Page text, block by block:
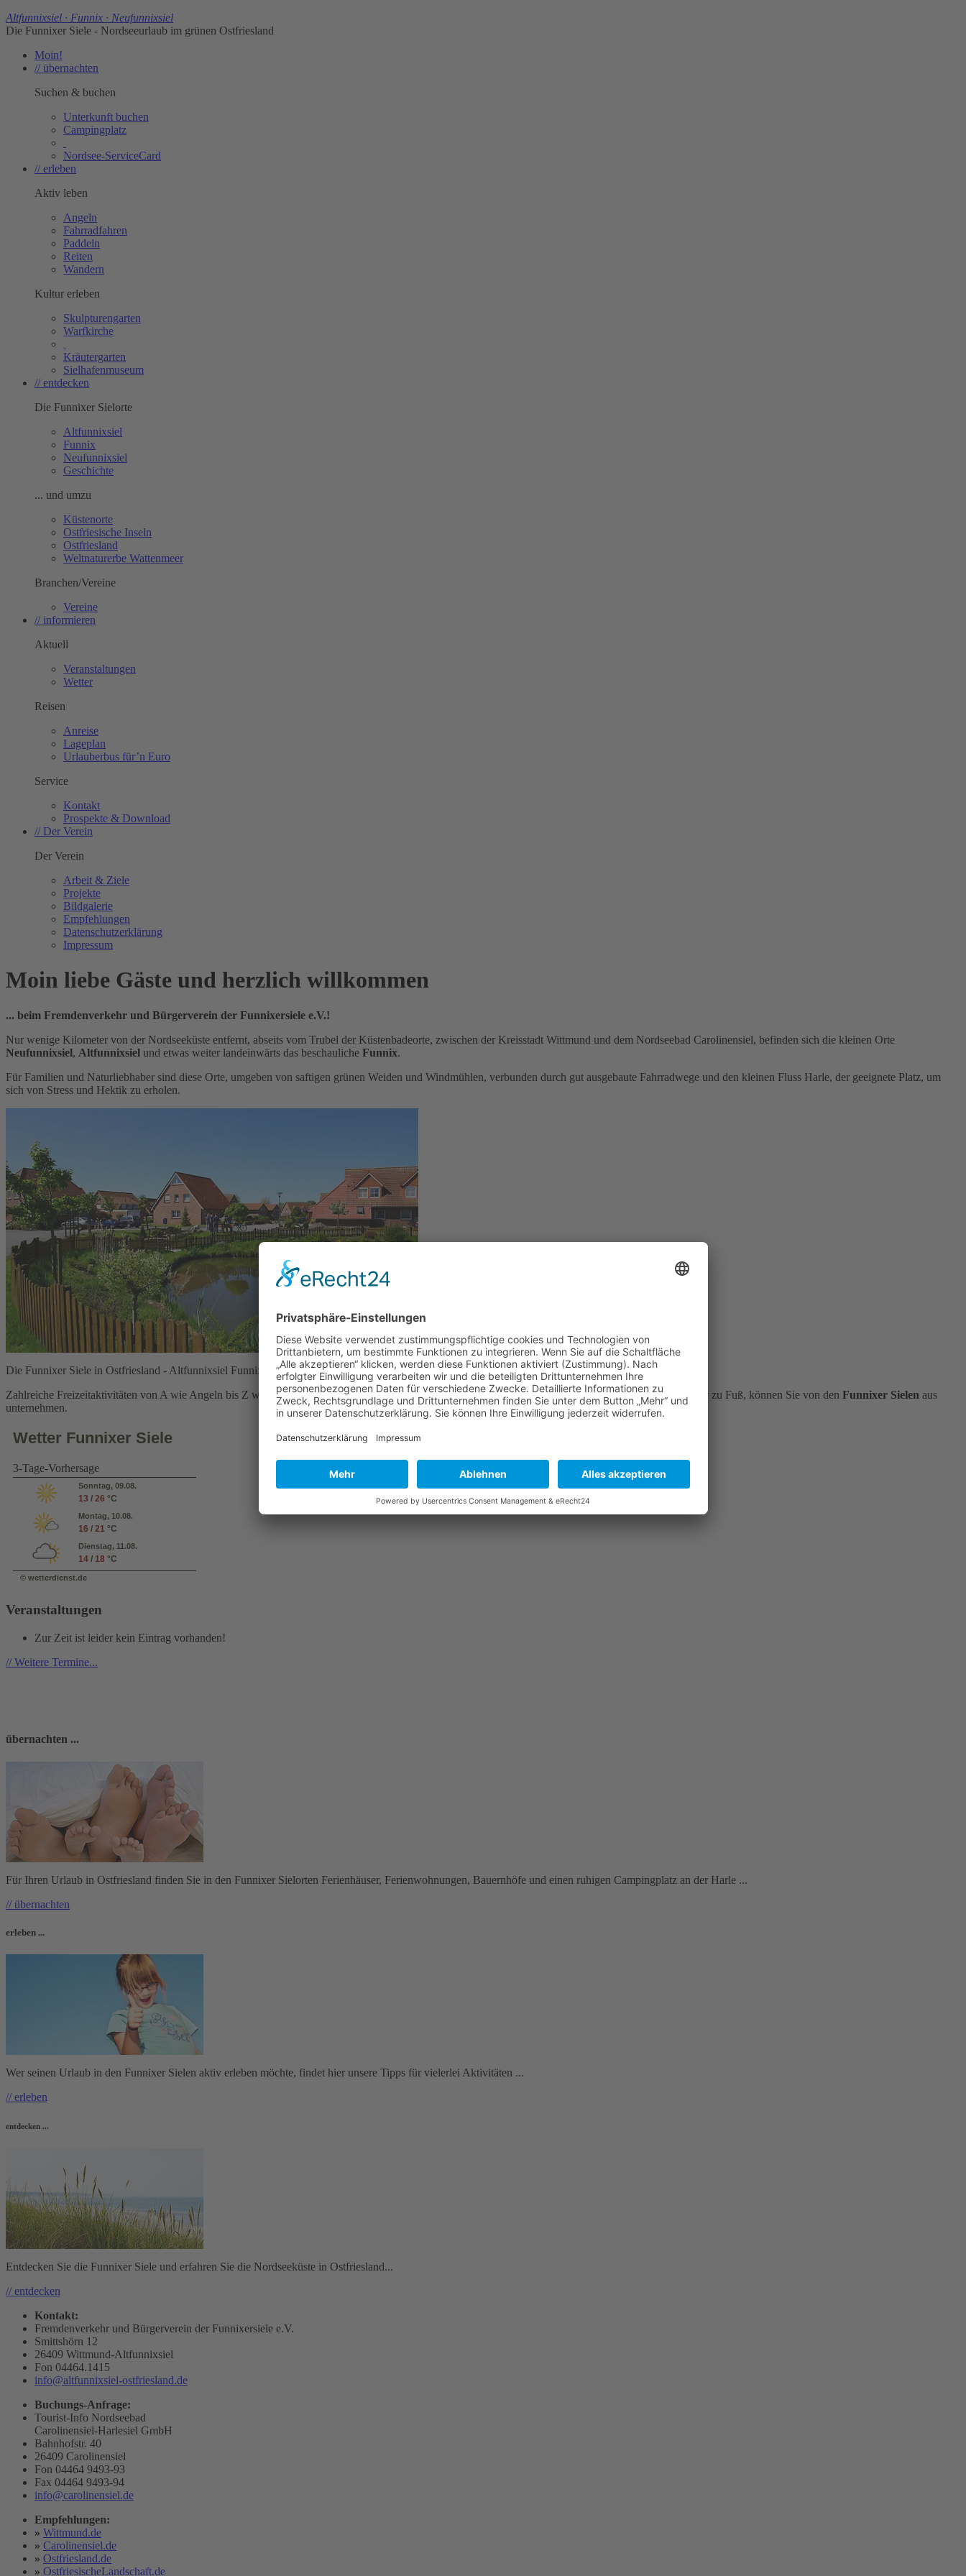
Altfunnixsiel · Funnix · Neufunnixsiel
Die Funnixer Siele - Nordseeurlaub im grünen Ostfriesland
Moin!
// übernachten
Suchen & buchen
Unterkunft buchen
Campingplatz
Nordsee-ServiceCard
// erleben
Aktiv leben
Angeln
Fahrradfahren
Paddeln
Reiten
Wandern
Kultur erleben
Skulpturengarten
Warfkirche
Kräutergarten
Sielhafenmuseum
// entdecken
Die Funnixer Sielorte
Altfunnixsiel
Funnix
Neufunnixsiel
Geschichte
... und umzu
Küstenorte
Ostfriesische Inseln
Ostfriesland
Weltnaturerbe Wattenmeer
Branchen/Vereine
Vereine
// informieren
Aktuell
Veranstaltungen
Wetter
Reisen
Anreise
Lageplan
Urlauberbus für’n Euro
Service
Kontakt
Prospekte & Download
// Der Verein
Der Verein
Arbeit & Ziele
Projekte
Bildgalerie
Empfehlungen
Datenschutzerklärung
Impressum
Moin liebe Gäste und herzlich willkommen
... beim Fremdenverkehr und Bürgerverein der Funnixersiele e.V.!
Nur wenige Kilometer von der Nordseeküste entfernt, abseits vom Trubel der Küstenbadeorte, zwischen der Kreisstadt Wittmund und dem Nordseebad Carolinensiel, befinden sich die kleinen Orte
Neufunnixsiel, Altfunnixsiel und etwas weiter landeinwärts das beschauliche Funnix.
Für Familien und Naturliebhaber sind diese Orte, umgeben von saftigen grünen Weiden und Windmühlen, verbunden durch gut ausgebaute Fahrradwege und den kleinen Fluss Harle, der geeignete Platz, um
sich von Stress und Hektik zu erholen.
Die Funnixer Siele in Ostfriesland - Altfunnixsiel Funnix Neufunnixsiel
Zahlreiche Freizeitaktivitäten von A wie Angeln bis Z wie Zelten und unzählige nahe und weitere Ausflugsmöglichkeiten, ob mit Auto, Fahrrad, Kanu oder zu Fuß, können Sie von den Funnixer Sielen aus
unternehmen.
Wetter Funnixer Siele
3-Tage-Vorhersage
Sonntag, 09.08.
13 / 26 °C
Montag, 10.08.
16 / 21 °C
Dienstag, 11.08.
14 / 18 °C
© wetterdienst.de
Veranstaltungen
Zur Zeit ist leider kein Eintrag vorhanden!
// Weitere Termine...
übernachten ...
Für Ihren Urlaub in Ostfriesland finden Sie in den Funnixer Sielorten Ferienhäuser, Ferienwohnungen, Bauernhöfe und einen ruhigen Campingplatz an der Harle ...
// übernachten
erleben ...
Wer seinen Urlaub in den Funnixer Sielen aktiv erleben möchte, findet hier unsere Tipps für vielerlei Aktivitäten ...
// erleben
entdecken ...
Entdecken Sie die Funnixer Siele und erfahren Sie die Nordseeküste in Ostfriesland...
// entdecken
Kontakt:
Fremdenverkehr und Bürgerverein der Funnixersiele e.V.
Smittshörn 12
26409 Wittmund-Altfunnixsiel
Fon 04464.1415
info@altfunnixsiel-ostfriesland.de
Buchungs-Anfrage:
Tourist-Info Nordseebad
Carolinensiel-Harlesiel GmbH
Bahnhofstr. 40
26409 Carolinensiel
Fon 04464 9493-93
Fax 04464 9493-94
info@carolinensiel.de
Empfehlungen:
» Wittmund.de
» Carolinensiel.de
» Ostfriesland.de
» OstfriesischeLandschaft.de